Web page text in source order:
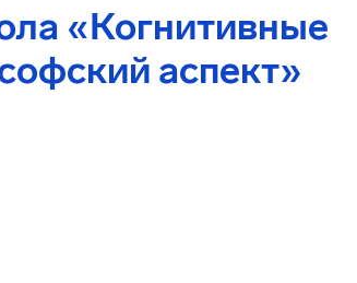
«Когнитивные
аспект»